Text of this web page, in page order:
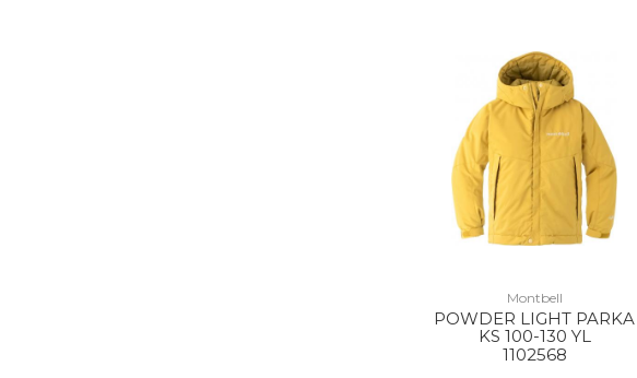
Montbell
POWDER LIGHT PARKA
KS 100-130 YL
1102568